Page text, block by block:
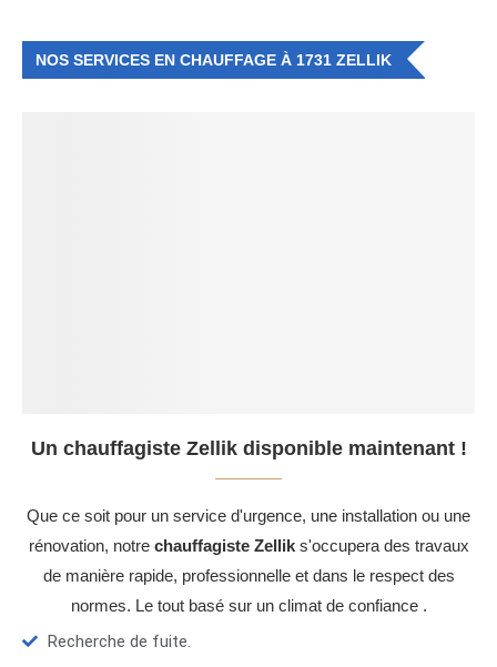
NOS SERVICES EN CHAUFFAGE À 1731 ZELLIK
Un chauffagiste Zellik disponible maintenant !
Que ce soit pour un service d'urgence, une installation ou une
rénovation, notre chauffagiste Zelliks'occupera des travaux
de manière rapide, professionnelle et dans le respect des
normes. Le tout basé sur un climat de confiance .
Recherche de fuite.